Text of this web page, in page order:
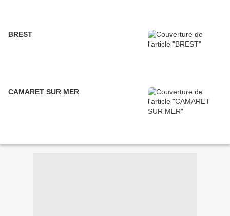
BREST
CAMARET SUR MER